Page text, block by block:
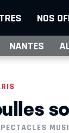
NOS
NANTES